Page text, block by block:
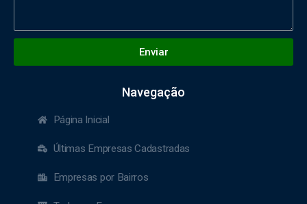
Enviar
Navegação
Página Inicial
Últimas Empresas Cadastradas
Empresas por Bairros